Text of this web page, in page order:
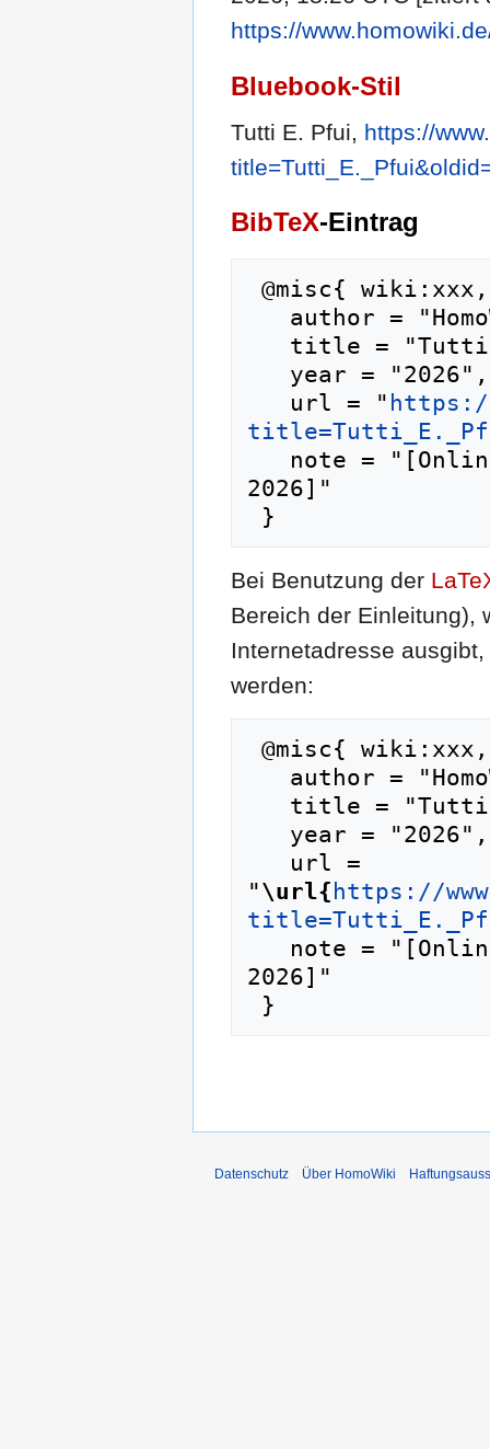
https://
Bluebook-Stil
Tutti E. Pfui, https://
BibTeX-Eintrag
   url = "
https://
2026]"
Bei Benutzung der
Bereich der Einleitung),
Internetadresse
werden:
"\url{ https://
2026]"
Datenschutz Über HomoWiki